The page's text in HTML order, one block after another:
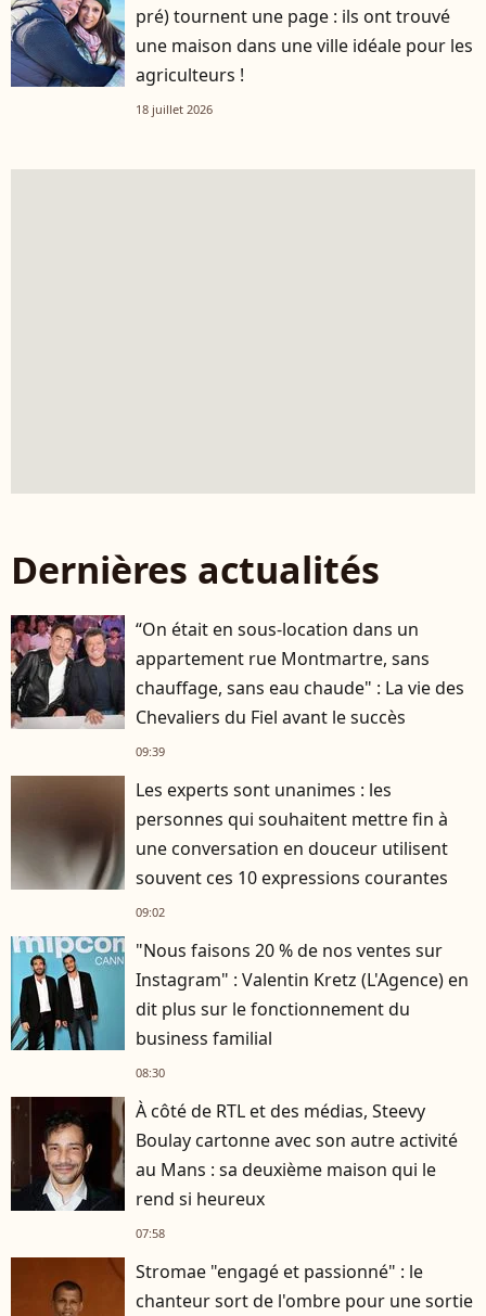
pré) tournent une page : ils ont trouvé
une maison dans une ville idéale pour les
agriculteurs !
18 juillet 2026
Dernières actualités
“On était en sous-location dans un
appartement rue Montmartre, sans
chauffage, sans eau chaude" : La vie des
Chevaliers du Fiel avant le succès
09:39
Les experts sont unanimes : les
personnes qui souhaitent mettre fin à
une conversation en douceur utilisent
souvent ces 10 expressions courantes
09:02
"Nous faisons 20 % de nos ventes sur
Instagram" : Valentin Kretz (L'Agence) en
dit plus sur le fonctionnement du
business familial
08:30
À côté de RTL et des médias, Steevy
Boulay cartonne avec son autre activité
au Mans : sa deuxième maison qui le
rend si heureux
07:58
Stromae "engagé et passionné" : le
chanteur sort de l'ombre pour une sortie